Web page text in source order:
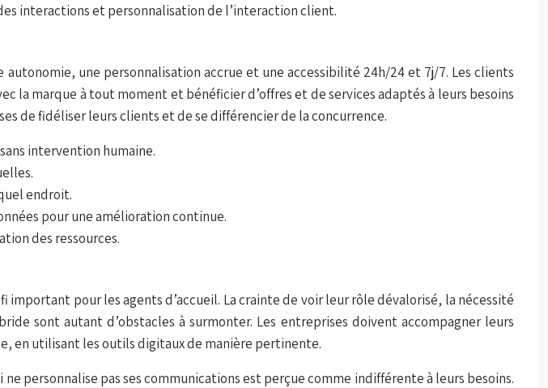
interactions et personnalisation de l’interaction client.
une personnalisation accrue et une accessibilité 24h/24 et 7j/7. Les clients
la marque à tout moment et bénéficier d’offres et de services adaptés à leurs besoins
de fidéliser leurs clients et de se différencier de la concurrence.
intervention humaine.
endroit.
pour une amélioration continue.
des ressources.
pour les agents d’accueil. La crainte de voir leur rôle dévalorisé, la nécessité
sont autant d’obstacles à surmonter. Les entreprises doivent accompagner leurs
en utilisant les outils digitaux de manière pertinente.
personnalise pas ses communications est perçue comme indifférente à leurs besoins.